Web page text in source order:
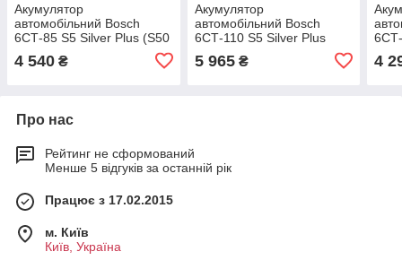
Акумулятор
автомобільний Bosch
6СТ-85 S5 Silver Plus (S50
4 540 ₴
Акумулятор
автомобільний Bosch
6СТ-110 S5 Silver Plus
5 965₴ 4
Про нас
Рейтинг не сформований
Менше 5 відгуків за останній рік
Працює з 17.02.2015
м. Київ
Київ, Україна